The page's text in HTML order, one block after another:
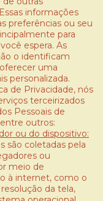
informações
preferências ou seu
para
espera. As
o identificam
uma
personalizada.
de Privacidade, nós
terceirizados
Pessoais de
outros:
ou do dispositivo:
são coletadas pela
ou
meio de
à internet, como o
da tela,